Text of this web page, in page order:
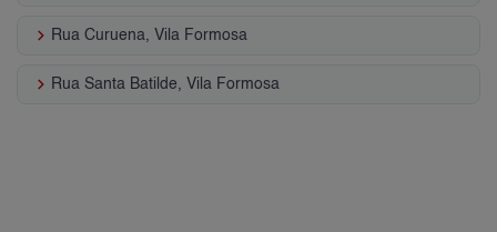
keyboard_arrow_right Rua Curuena, Vila Formosa
keyboard_arrow_right Rua Santa Batilde, Vila Formosa